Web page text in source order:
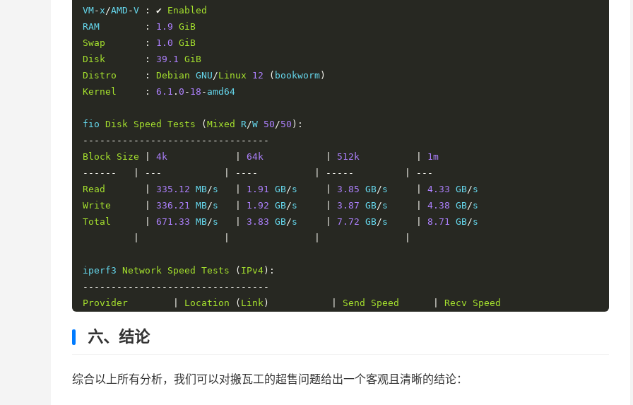
VM-x/AMD -V : ✔ Enabled
RAM
: 1.9 GiB
Swap
: 1.0 GiB
Disk
: 39.1 GiB
Distro
: Debian GNU/Linux 12 ( bookworm )
Kernel
: 6.1 . 0 - 18 - amd64
fio Disk Speed Tests ( Mixed R/W 50/50 ):
---------------------------------
Block Size 4k 64k 512k
1m
------
--- ---- -----
---
Read
335.12 MB/s 1.91 GB/s 3.85 GB/s 4.33 GB/
Write
336.21 MB/s 1.92 GB/s 3.87 GB/s 4.38 GB/
Total
671.33 MB/s 3.83 GB/s 7.72 GB/s 8.71 GB/s
iperf3 Network Speed Tests ( IPv4 ):
---------------------------------
Provider
Location ( Link ) Send Speed Recv
Speed
Clouvider
六、结论
综合以上所有分析，我们可以对搬瓦工的超售问题给出一个客观且清晰的结论：